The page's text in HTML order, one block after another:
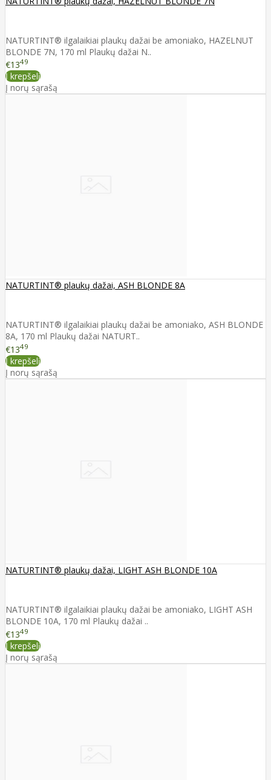
NATURTINT® ilgalaikiai plaukų dažai be amoniako, HAZELNUT
BLONDE 7N, 170 ml Plaukų dažai N..
€1349
Į krepšelį
Į norų sąrašą
NATURTINT® plaukų dažai, ASH BLONDE 8A
NATURTINT® ilgalaikiai plaukų dažai be amoniako, ASH BLONDE
8A, 170 ml Plaukų dažai NATURT..
€1349
Į krepšelį
Į norų sąrašą
NATURTINT® plaukų dažai, LIGHT ASH BLONDE 10A
NATURTINT® ilgalaikiai plaukų dažai be amoniako, LIGHT ASH
BLONDE 10A, 170 ml Plaukų dažai ..
€1349
Į krepšelį
Į norų sąrašą